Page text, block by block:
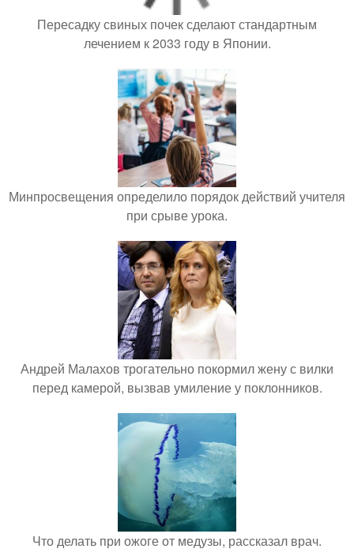
Пересадку свиных почек сделают стандартным
лечением к 2033 году в Японии.
Минпросвещения определило порядок действий учителя
при срыве урока.
Андрей Малахов трогательно покормил жену с вилки
перед камерой, вызвав умиление у поклонников.
Что делать при ожоге от медузы, рассказал врач.